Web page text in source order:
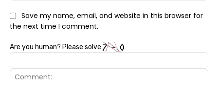
Save my name, email, and website in this browser for
the next time I comment.
Are you human? Please solve: